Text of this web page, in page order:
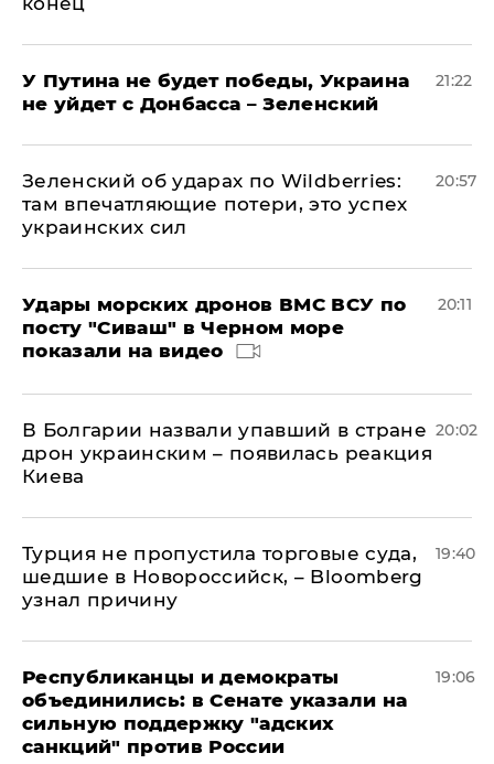
У Путина не будет победы, Украина
не уйдет с Донбасса – Зеленский
21:22
Зеленский об ударах по Wildberries:
там впечатляющие потери, это успех
украинских сил
20:57
Удары морских дронов ВМС ВСУ по
посту "Сиваш" в Черном море
показали на видео
20:11
В Болгарии назвали упавший в стране
дрон украинским – появилась реакция
Киева
20:02
Турция не пропустила торговые суда,
шедшие в Новороссийск, – Bloomberg
узнал причину
19:40
Республиканцы и демократы
объединились: в Сенате указали на
сильную поддержку "адских
санкций" против России
19:06